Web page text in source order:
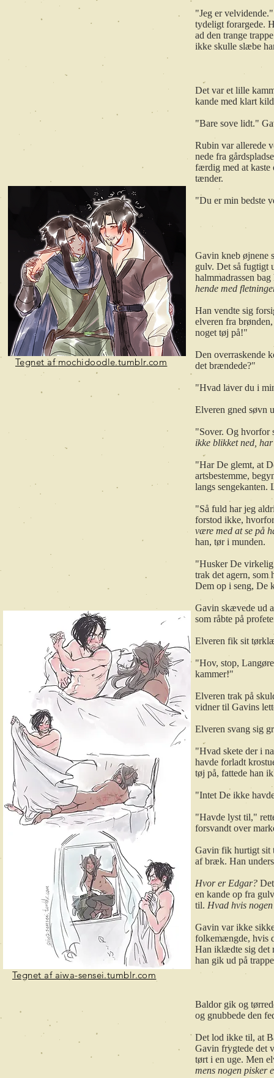
Tegnet afmochidoodle.tumblr.com
Tegnet af aiwa-sensei.tumblr.com
"Jeg er
tydeligt forargede.
ad den trange
ikke skulle slæbe
Det var et lille
kande med klart
"Bare sove lidt."
Rubin var allerede
nede fra
færdig med at kaste
tænder.
"Du er min bedste
Gavin kneb øjnene
gulv. Det så fugtigt
halmmadrassen
hende med
Han vendte sig
elveren fra
noget tøj på!"
Den overraskende
det brændede?"
"Hvad laver du i
Elveren gned søvn
"Sover. Og hvorfor
ikke blikket ned,
"Har De glemt, at
artsbestemme,
langs
"Så fuld har jeg
forstod ikke,
være med at se på
han, tør i munden.
"Husker De virkelig
trak det agern, som
Dem op i seng, De
Gavin skævede ud
som råbte på
Elveren fik sit
"Hov, stop,
kammer!"
Elveren trak på
vidner til Gavins
Elveren svang sig
"Hvad skete der i
havde forladt
tøj på, fattede han
"Intet De ikke
"Havde lyst til,"
forsvandt over
Gavin fik hurtigt sit
af bræk. Han
Hvor er Edgar?
en kande op fra
til. Hvad hvis
Gavin var ikke
folkemængde, hvis
Han iklædte sig det
han gik ud på
Baldor gik og
og gnubbede den
Det lod ikke til, at
Gavin frygtede det
tørt i en uge. Men
mens nogen pisker